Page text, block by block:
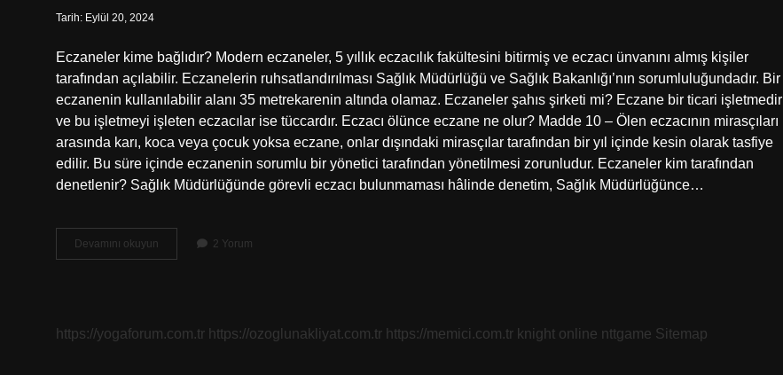
Tarih: Eylül 20, 2024
Eczaneler kime bağlıdır? Modern eczaneler, 5 yıllık eczacılık fakültesini bitirmiş ve eczacı ünvanını almış kişiler
tarafından açılabilir. Eczanelerin ruhsatlandırılması Sağlık Müdürlüğü ve Sağlık Bakanlığı’nın sorumluluğundadır. Bir
eczanenin kullanılabilir alanı 35 metrekarenin altında olamaz. Eczaneler şahıs şirketi mi? Eczane bir ticari işletmedir
ve bu işletmeyi işleten eczacılar ise tüccardır. Eczacı ölünce eczane ne olur? Madde 10 – Ölen eczacının mirasçıları
arasında karı, koca veya çocuk yoksa eczane, onlar dışındaki mirasçılar tarafından bir yıl içinde kesin olarak tasfiye
edilir. Bu süre içinde eczanenin sorumlu bir yönetici tarafından yönetilmesi zorunludur. Eczaneler kim tarafından
denetlenir? Sağlık Müdürlüğünde görevli eczacı bulunmaması hâlinde denetim, Sağlık Müdürlüğünce…
Devamını okuyun Eczaneler
Kime
2 Yorum
https://yogaforum.com.tr https://ozoglunakliyat.com.tr https://memici.com.tr knight online nttgame Sitemap